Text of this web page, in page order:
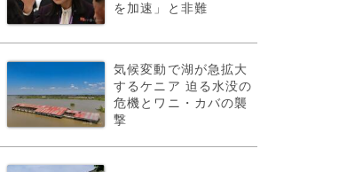
を加速」と非難
気候変動で湖が急拡大
するケニア 迫る水没の
危機とワニ・カバの襲
撃